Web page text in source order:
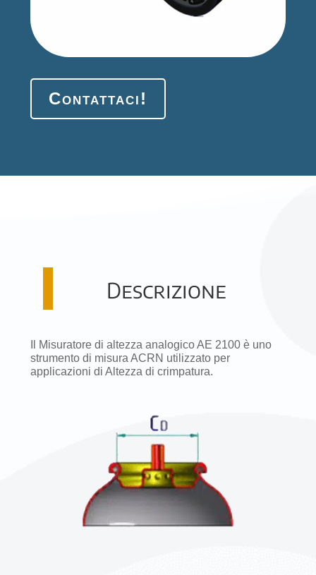
Contattaci!
Descrizione
Il Misuratore di altezza analogico AE 2100 è uno
strumento di misura ACRN utilizzato per
applicazioni di Altezza di crimpatura.